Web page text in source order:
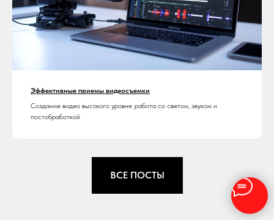
Эффективные приемы видеосъемки
Создание видео высокого уровня: работа со светом, звуком и
постобработкой
ВСЕ ПОСТЫ